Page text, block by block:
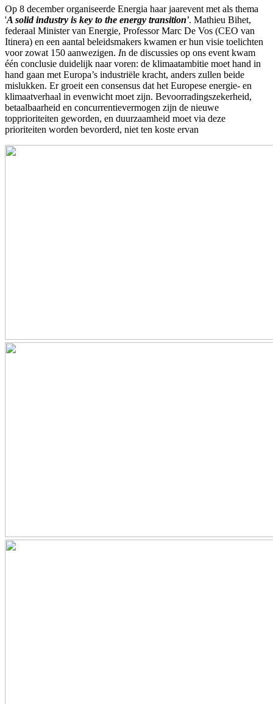
Op 8 december organiseerde Energia haar jaarevent met als thema
'A solid industry is key to the energy transition'. Mathieu Bihet,
federaal Minister van Energie, Professor Marc De Vos (CEO van
Itinera) en een aantal beleidsmakers kwamen er hun visie toelichten
voor zowat 150 aanwezigen. In de discussies op ons event kwam
één conclusie duidelijk naar voren: de klimaatambitie moet hand in
hand gaan met Europa’s industriële kracht, anders zullen beide
mislukken. Er groeit een consensus dat het Europese energie- en
klimaatverhaal in evenwicht moet zijn. Bevoorradingszekerheid,
betaalbaarheid en concurrentievermogen zijn de nieuwe
topprioriteiten geworden, en duurzaamheid moet via deze
prioriteiten worden bevorderd, niet ten koste ervan